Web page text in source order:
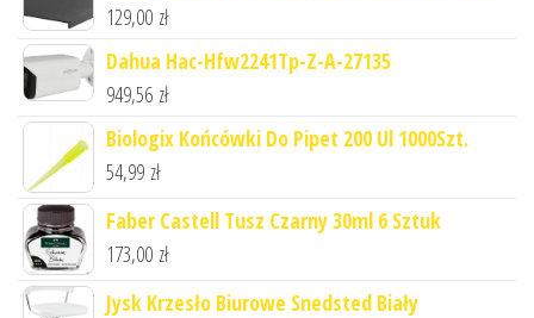
129,00 zł
Dahua Hac-Hfw2241Tp-Z-A-27135
949,56 zł
Biologix Końcówki Do Pipet 200 Ul 1000Szt.
54,99 zł
Faber Castell Tusz Czarny 30ml 6 Sztuk
173,00 zł
Jysk Krzesło Biurowe Snedsted Biały